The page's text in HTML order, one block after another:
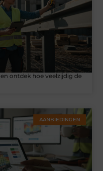
ontdek hoe veelzijdig de
AANBIEDINGEN